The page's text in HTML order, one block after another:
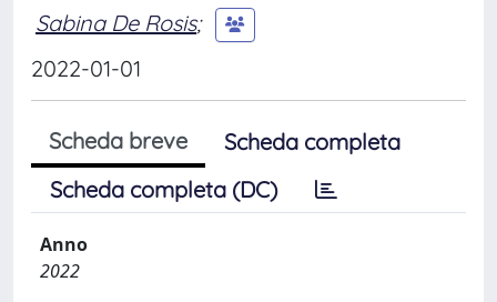
Sabina De Rosis;
2022-01-01
Scheda breve
Scheda completa
Scheda completa (DC)
Anno
2022